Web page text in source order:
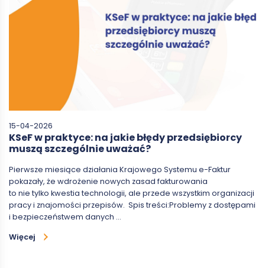
15-04-2026
KSeF w praktyce: na jakie błędy przedsiębiorcy
muszą szczególnie uważać?
Pierwsze miesiące działania Krajowego Systemu e-Faktur
pokazały, że wdrożenie nowych zasad fakturowania
to nie tylko kwestia technologii, ale przede wszystkim organizacji
pracy i znajomości przepisów. Spis treści:Problemy z dostępami
i bezpieczeństwem danych …
Więcej